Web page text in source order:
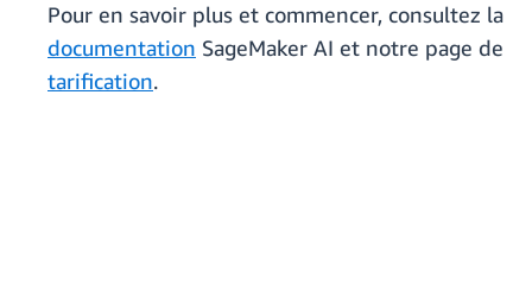
Pour en savoir plus et commencer, consultez la
documentation SageMaker AI et notre page de
tarification.